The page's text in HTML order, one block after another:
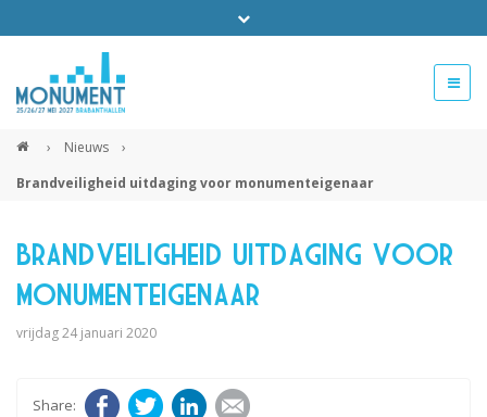
Exposanten login
› Nieuws
›
Brandveiligheid uitdaging voor monumenteigenaar
Brandveiligheid uitdaging voor
monumenteigenaar
vrijdag 24 januari 2020
FacebookTwitter LinkedIn